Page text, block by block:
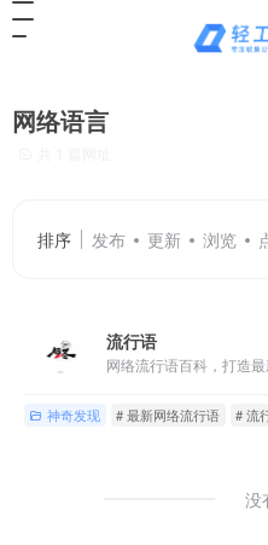
网络语言
排序 发布 更新 浏览
流行语
神奇发现 # 最新网络流行语 # 流
没